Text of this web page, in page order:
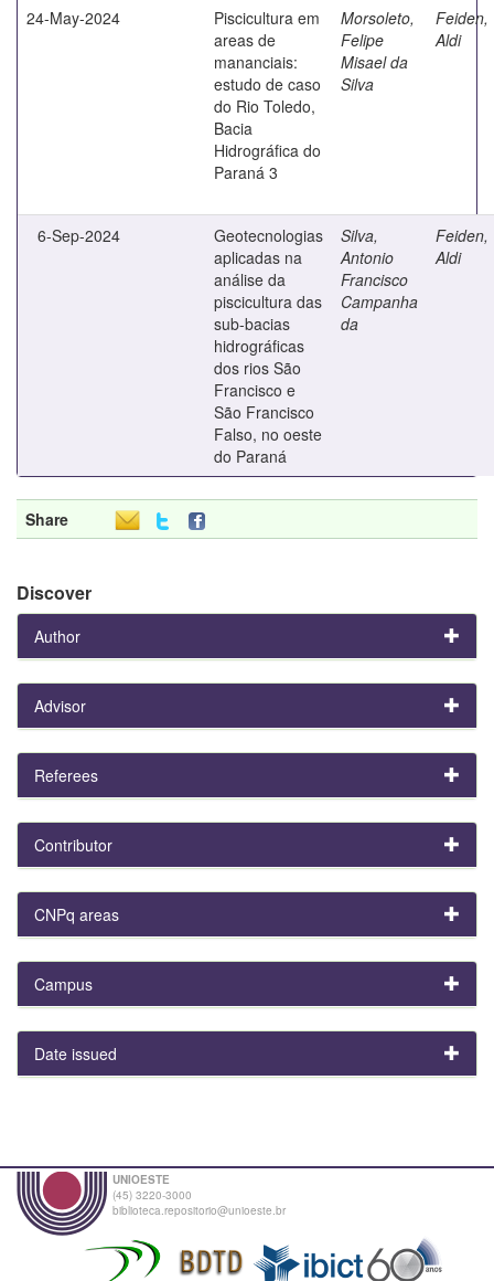
24-May-2024
Piscicultura em
areas de
mananciais:
estudo de caso
do Rio Toledo,
Bacia
Hidrográfica do
Paraná 3
Morsoleto,
Felipe
Misael da
Silva
Feiden,
Aldi
6-Sep-2024
Geotecnologias
aplicadas na
análise da
piscicultura das
sub-bacias
hidrográficas
dos rios São
Francisco e
São Francisco
Falso, no oeste
do Paraná
Silva,
Antonio
Francisco
Campanha
da
Feiden,
Aldi
Share
Discover
Author
Advisor
Referees
Contributor
CNPq areas
Campus
Date issued
UNIOESTE
(45) 3220-3000
biblioteca.repositorio@unioeste.br